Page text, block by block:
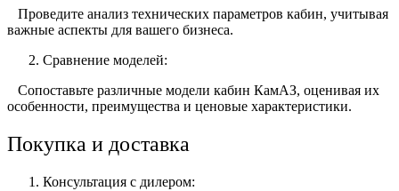
Проведите анализ технических параметров кабин, учитывая
важные аспекты для вашего бизнеса.
Сравнение моделей:
Сопоставьте различные модели кабин КамАЗ, оценивая их
особенности, преимущества и ценовые характеристики.
Покупка и доставка
Консультация с дилером: